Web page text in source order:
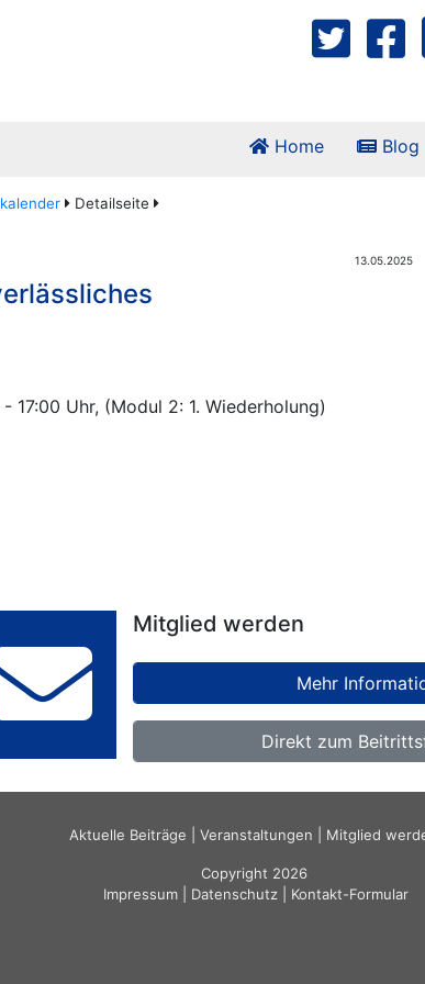
Home Blog
Detailseite
13.05.2025
17:00 Uhr, (Modul 2: 1. Wiederholung)
Mitglied werden
Mehr
Direkt zum
Aktuelle Beiträge Veranstaltungen Mitglied
Copyright 2026
Impressum
Datenschutz Kontakt-Formular